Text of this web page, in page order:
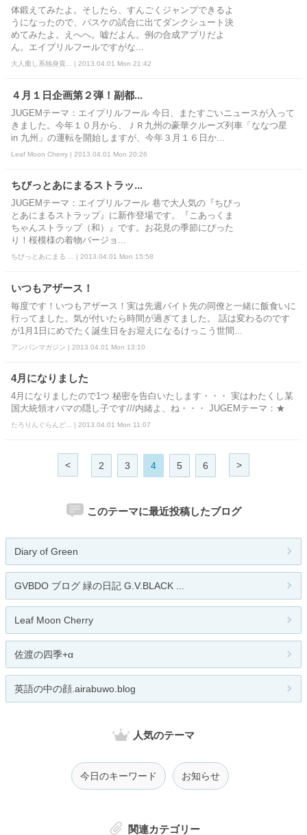
体鍛えてみたよ。そしたら、すんごくジャンプできるよ
うになったので、バスケの試合に出てダンクシュート決
めてみたよ。えへへ。嘘だよん。例の合成アプリだよ
ん。エイプリルフールですがな...
大人癒し系独身貴... | 2013.04.01 Mon 21:42
４月１日企画第２弾！副都...
JUGEMテーマ：エイプリルフール 今日、またすごいニュースが入って
きました。今年１０月から、ＪＲ九州の豪華クルーズ列車「ななつ星
in 九州」の運転を開始しますが、今年３月１６日か...
Leaf Moon Cherry | 2013.04.01 Mon 20:26
ちびっとあにまるストラッ...
JUGEMテーマ：エイプリルフール 巷で大人気の『ちびっ
とあにまるストラップ』に新作登場です。『こあっくま
ちゃんストラップ（和）』です。お花見の季節にぴった
り！桜模様の着物バージョ...
ちびっとあにまる ... | 2013.04.01 Mon 15:58
いつもアザース！
毎度です！いつもアザース！実は先週バイト先の同僚と一緒に飯食いに
行ってました。気が付いたら時間が過ぎてました。 話は変わるのです
が1月1日にめでたく誕生日をお迎えになるけっこう世間...
アンパンマガジン | 2013.04.01 Mon 13:10
4月になりました
4月になりましたので1つ 秘密を告白いたします・・・ 実はわたくし某
国大統領オバマの隠し子です///内緒よ、ね・・・ JUGEMテーマ：★
たろりんぐらんど... | 2013.04.01 Mon 11:07
< 2 3 4 5 6 >
このテーマに最近投稿したブログ
Diary of Green
GVBDO ブログ 緑の日記 G.V.BLACK ...
Leaf Moon Cherry
佐渡の四季+α
英語の中の顔.airabuwo.blog
人気のテーマ
今日のキーワード お知らせ
関連カテゴリー